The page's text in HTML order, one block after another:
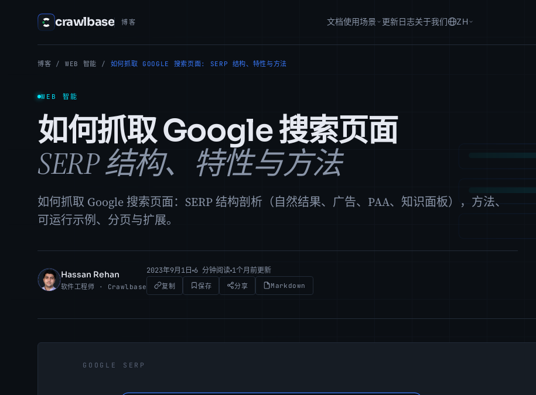
crawlbase 博客 文档使用场景 更新日志关于我们 ZH
博客 / WEB 智能 / 如何抓取 GOOGLE 搜索页面: SERP 结构、特性与方法
WEB 智能
如何抓取 Google 搜索页面
SERP 结构、特性与方法
如何抓取 Google 搜索页面：SERP 结构剖析（自然结果、广告、PAA、知识面板），方法、
可运行示例、分页与扩展。
HR
Hassan Rehan
软件工程师 · Crawlbase
2023年9月1日 6 分钟阅读 1个月前更新
复制 保存 分享 Markdown